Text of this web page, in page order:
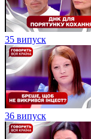
35 випуск
36 випуск